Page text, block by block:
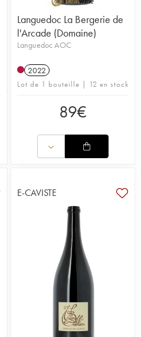
Languedoc La Bergerie de
l'Arcade (Domaine)
Languedoc AOC
2022
Lot de 1 bouteille | 12 en stock
89€
E-CAVISTE